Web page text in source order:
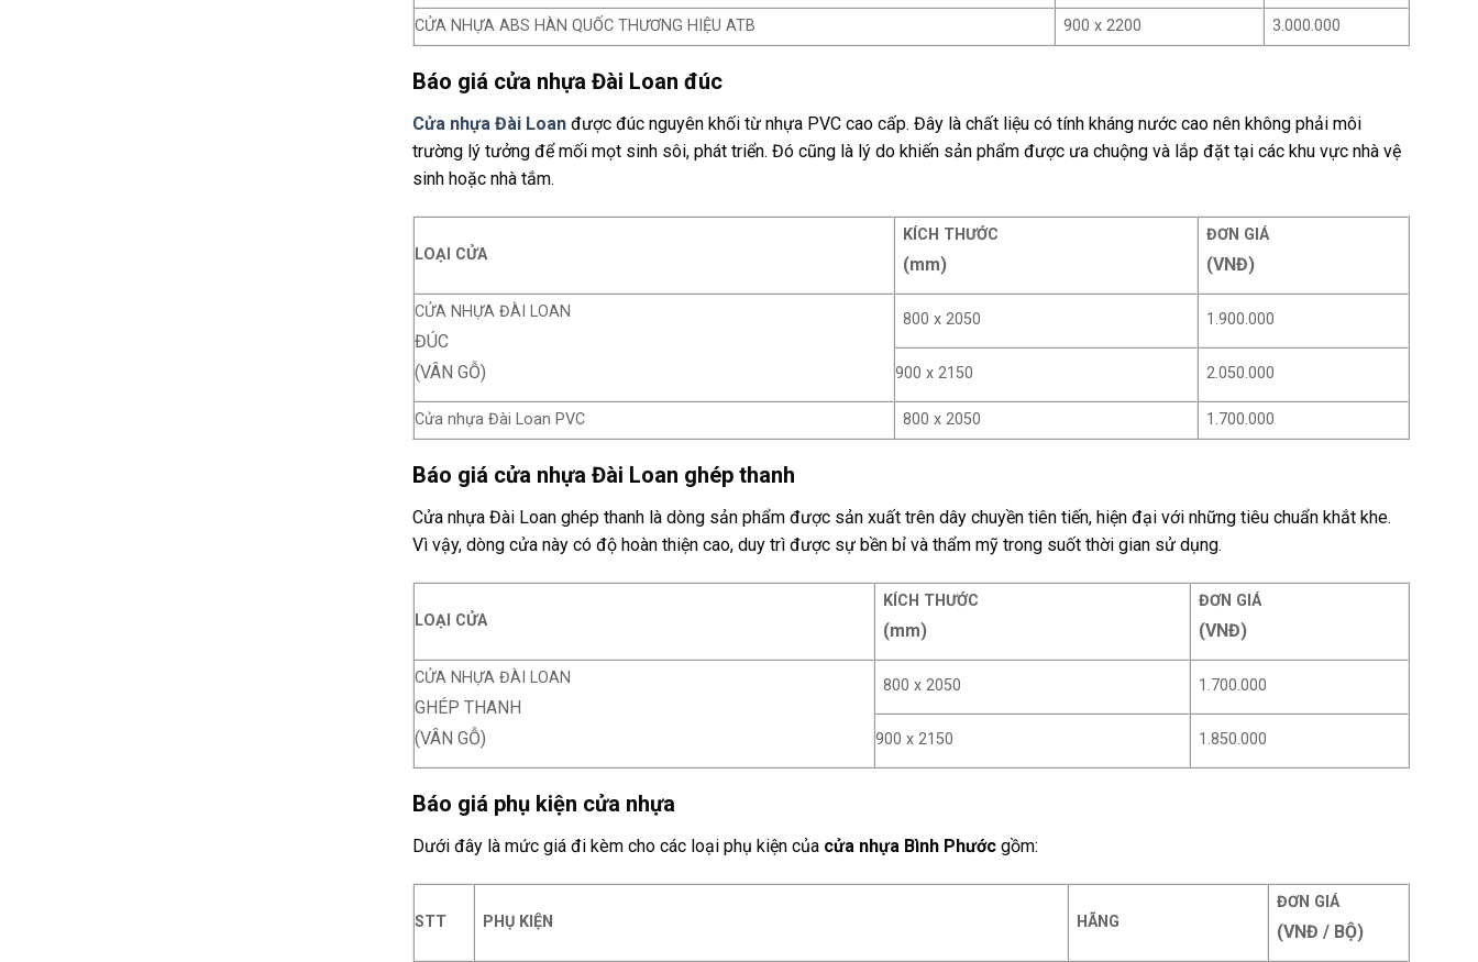
CỬA NHỰA ABS HÀN QUỐC THƯƠNG HIỆU ATB
900 x 2200 3.000.000
Báo giá cửa nhựa Đài Loan đúc
Cửa nhựa Đài Loanđược đúc nguyên khối từ nhựa PVC cao cấp. Đây là chất liệu có tính kháng nước cao nên không phải môi
trường lý tưởng để mối mọt sinh sôi, phát triển. Đó cũng là lý do khiến sản phẩm được ưa chuộng và lắp đặt tại các khu vực nhà vệ
sinh hoặc nhà tắm.
LOẠI CỬA
KÍCH THƯỚC
(mm)
ĐƠN GIÁ
(VNĐ)
CỬA NHỰA ĐÀI LOAN
ĐÚC
(VÂN GỖ)
800 x 2050 1.900.000
900 x 2150 2.050.000
Cửa nhựa Đài Loan PVC 800 x 2050 1.700.000
Báo giá cửa nhựa Đài Loan ghép thanh
Cửa nhựa Đài Loan ghép thanh là dòng sản phẩm được sản xuất trên dây chuyền tiên tiến, hiện đại với những tiêu chuẩn khắt khe.
Vì vậy, dòng cửa này có độ hoàn thiện cao, duy trì được sự bền bỉ và thẩm mỹ trong suốt thời gian sử dụng.
LOẠI CỬA
KÍCH THƯỚC
(mm)
ĐƠN GIÁ
(VNĐ)
CỬA NHỰA ĐÀI LOAN
GHÉP THANH
(VÂN GỖ)
800 x 2050 1.700.000
900 x 2150 1.850.000
Báo giá phụ kiện cửa nhựa
Dưới đây là mức giá đi kèm cho các loại phụ kiện của cửa nhựa Bình Phướcgồm:
STT PHỤ KIỆN HÃNG
ĐƠN GIÁ
(VNĐ / BỘ)